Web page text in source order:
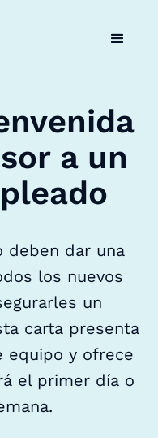
a un
deben dar una
los nuevos
un
carta presenta
equipo y ofrece
el primer día o